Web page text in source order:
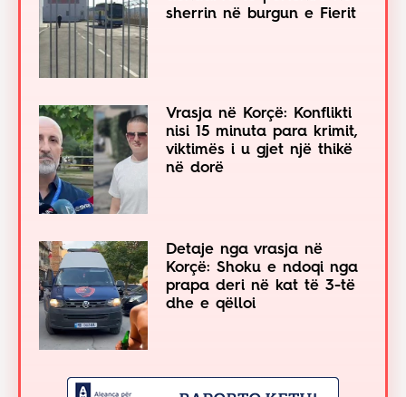
sherrin në burgun e Fierit
Vrasja në Korçë: Konflikti
nisi 15 minuta para krimit,
viktimës i u gjet një thikë
në dorë
Detaje nga vrasja në
Korçë: Shoku e ndoqi nga
prapa deri në kat të 3-të
dhe e qëlloi